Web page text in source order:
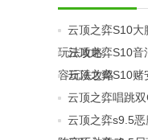
云顶之弈S10大
玩法攻略
云顶之弈S10音
容玩法攻略
云顶之弈S10赌
云顶之弈唱跳
云顶之弈s9.5